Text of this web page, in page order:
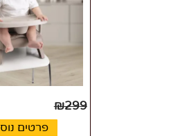
₪299
פרטים